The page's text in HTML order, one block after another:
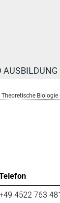
AUSBILDUNG
Biologie
4522 763